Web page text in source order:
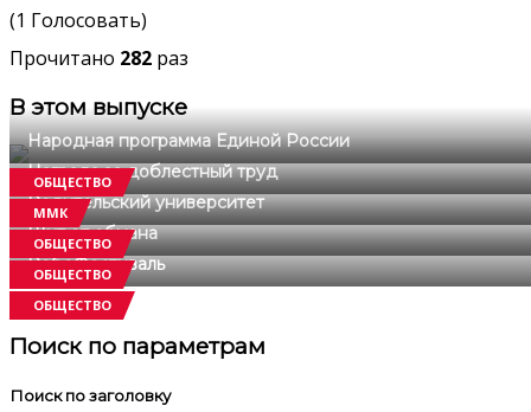
(1 Голосовать)
Прочитано 282 раз
В этом выпуске
Народная программа Единой России
ОБЩЕСТВО
Награда за доблестный труд
ММК
Родительский университет
ОБЩЕСТВО
Щит от обмана
ОБЩЕСТВО
РобоФестиваль
ОБЩЕСТВО
Поиск по параметрам
Поиск по заголовку